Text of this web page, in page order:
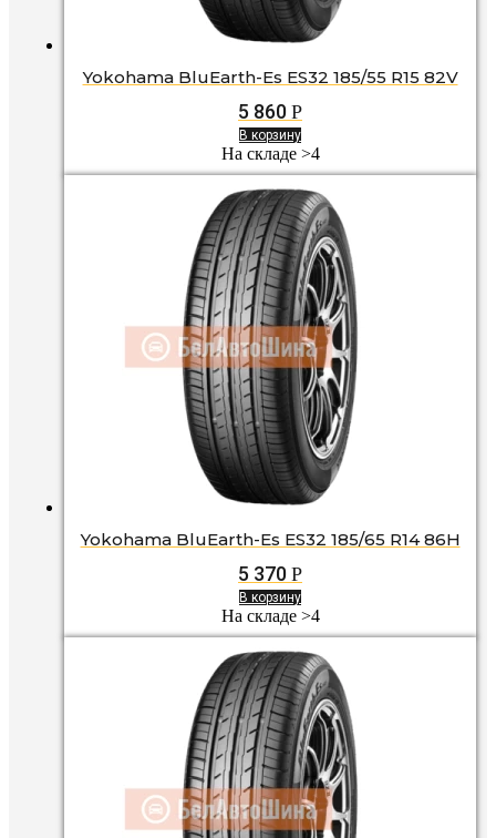
Yokohama BluEarth-Es ES32 185/55 R15 82V
5 860 Р
В корзину
На складе >4
Yokohama BluEarth-Es ES32 185/65 R14 86H
5 370 Р
В корзину
На складе >4